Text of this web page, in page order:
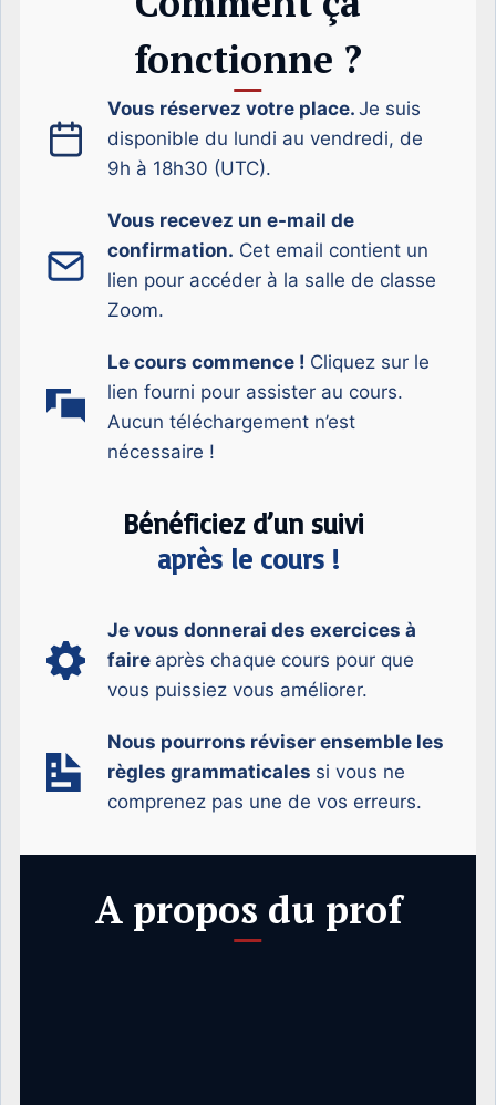
fonctionne ?
Vous réservez votre place. Je suis
disponible du lundi au vendredi, de
9h à 18h30 (UTC).
Vous recevez un e-mail de
confirmation. Cet email contient un
lien pour accéder à la salle de classe
Zoom.
Le cours commence ! Cliquez sur le
lien fourni pour assister au cours.
Aucun téléchargement n’est
nécessaire !
Bénéficiez d’un suivi
après le cours !
Je vous donnerai des exercices à
faire après chaque cours pour que
vous puissiez vous améliorer.
Nous pourrons réviser ensemble les
règles grammaticales si vous ne
comprenez pas une de vos erreurs.
A propos du prof